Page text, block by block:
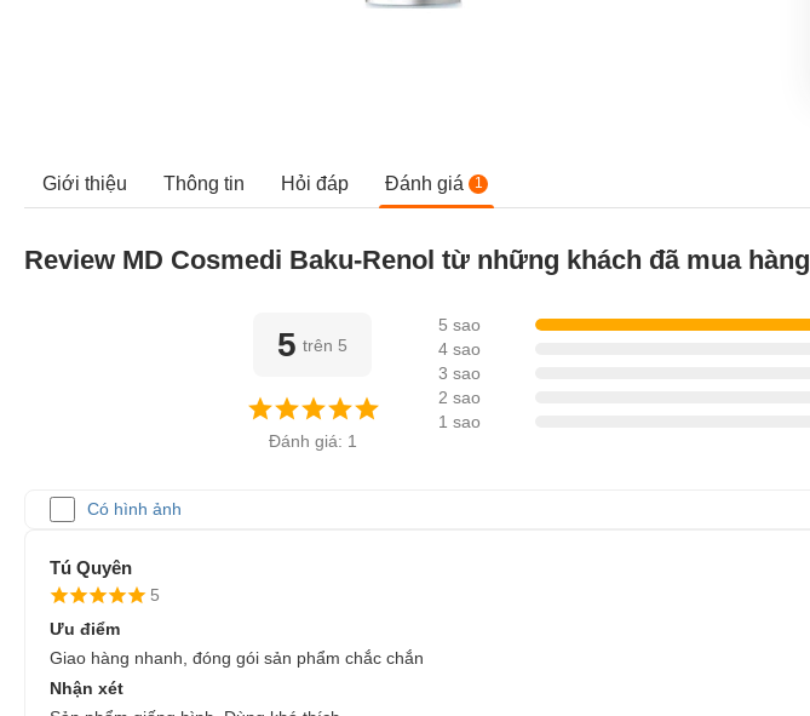
Giới thiệu Thông tin Hỏi đáp Đánh giá 1
Review MD Cosmedi Baku-Renol từ những khách đã mua hàng
5 trên 5
Đánh giá: 1
5 sao
4 sao
3 sao
2 sao
1 sao
Có hình ảnh
Tú Quyên
5
Ưu điểm
Giao hàng nhanh, đóng gói sản phẩm chắc chắn
Nhận xét